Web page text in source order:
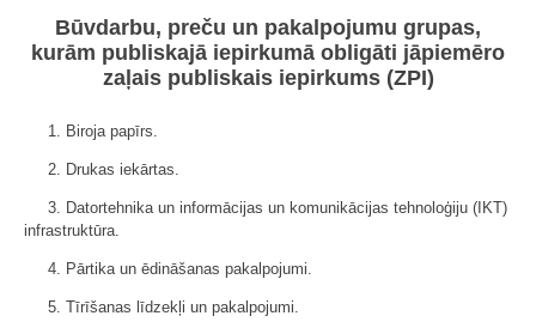
Būvdarbu, preču un pakalpojumu grupas,
kurām publiskajā iepirkumā obligāti jāpiemēro
zaļais publiskais iepirkums (ZPI)
1. Biroja papīrs.
2. Drukas iekārtas.
3. Datortehnika un informācijas un komunikācijas tehnoloģiju (IKT)
infrastruktūra.
4. Pārtika un ēdināšanas pakalpojumi.
5. Tīrīšanas līdzekļi un pakalpojumi.